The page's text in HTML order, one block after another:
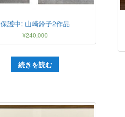
保護中: 山崎鈴子2作品
¥240,000
続きを読む